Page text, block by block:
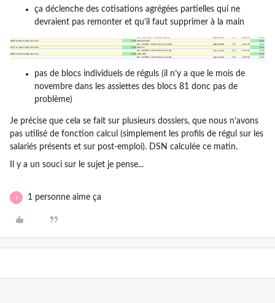
ça déclenche des cotisations agrégées partielles qui ne
devraient pas remonter et qu’il faut supprimer à la main
pas de blocs individuels de réguls (il n’y a que le mois de
novembre dans les assiettes des blocs 81 donc pas de
problème)
Je précise que cela se fait sur plusieurs dossiers, que nous n’avons
pas utilisé de fonction calcul (simplement les profils de régul sur les
salariés présents et sur post-emploi). DSN calculée ce matin.
Il y a un souci sur le sujet je pense...
S 1 personne aime ça